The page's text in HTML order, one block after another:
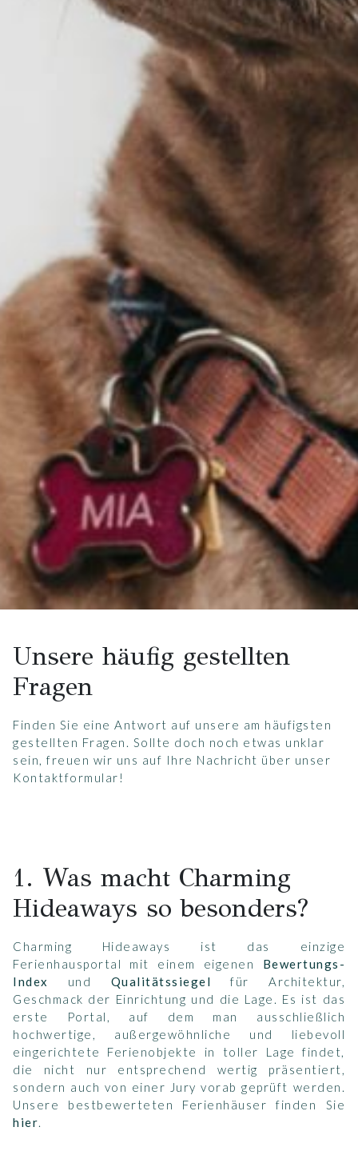
Unsere häufig gestellten
Fragen
Finden Sie eine Antwort auf unsere am häufigsten
gestellten Fragen. Sollte doch noch etwas unklar
sein, freuen wir uns auf Ihre Nachricht über unser
Kontaktformular !
1. Was macht Charming
Hideaways so besonders?
Charming Hideaways ist das einzige
Ferienhausportal mit einem eigenen Bewertungs-
Index
und Qualitätssiegel für Architektur,
Geschmack der Einrichtung und die Lage. Es ist das
erste Portal, auf dem man ausschließlich
hochwertige, außergewöhnliche und liebevoll
eingerichtete Ferienobjekte in toller Lage findet,
die nicht nur entsprechend wertig präsentiert,
sondern auch von einer Jury vorab geprüft werden.
Unsere bestbewerteten Ferienhäuser finden Sie
hier.